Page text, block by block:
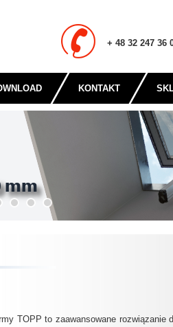
+ 48 32 247 36
KONTAKT
TOPP to zaawansowane rozwiązanie